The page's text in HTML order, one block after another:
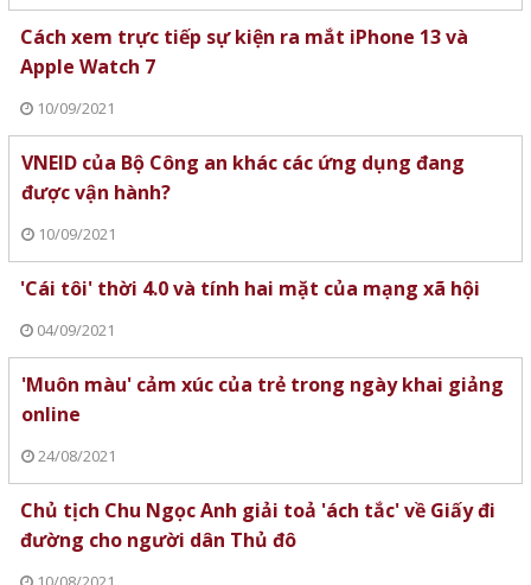
Cách xem trực tiếp sự kiện ra mắt iPhone 13 và
Apple Watch 7
10/09/2021
VNEID của Bộ Công an khác các ứng dụng đang
được vận hành?
10/09/2021
'Cái tôi' thời 4.0 và tính hai mặt của mạng xã hội
04/09/2021
'Muôn màu' cảm xúc của trẻ trong ngày khai giảng
online
24/08/2021
Chủ tịch Chu Ngọc Anh giải toả 'ách tắc' về Giấy đi
đường cho người dân Thủ đô